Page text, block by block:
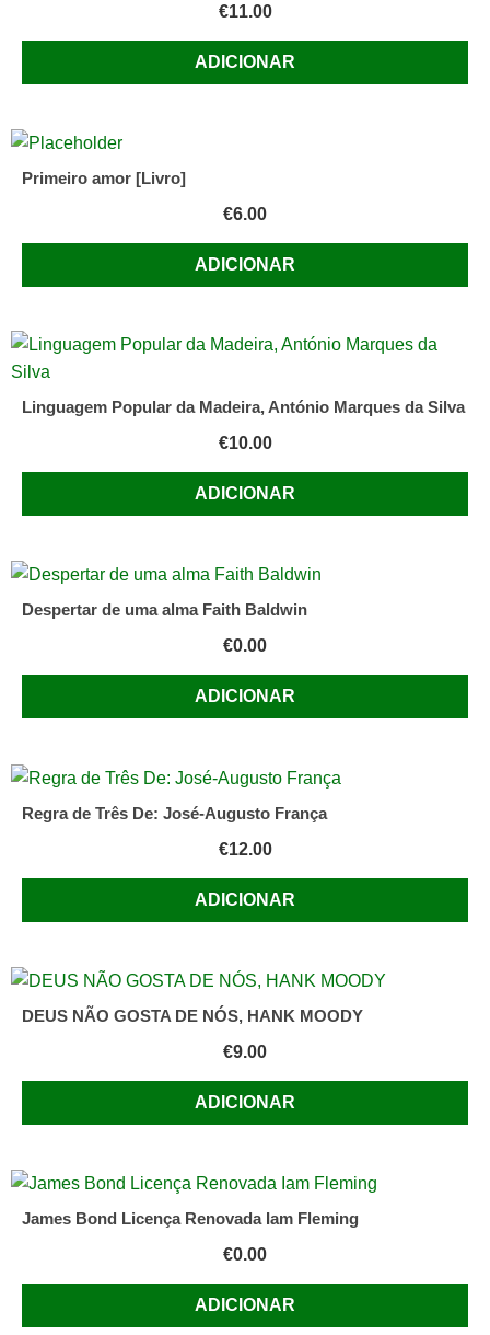
€11.00
ADICIONAR
Primeiro amor [Livro]
€6.00
ADICIONAR
Linguagem Popular da Madeira, António Marques da Silva
€10.00
ADICIONAR
Despertar de uma alma Faith Baldwin
€0.00
ADICIONAR
Regra de Três De: José-Augusto França
€12.00
ADICIONAR
DEUS NÃO GOSTA DE NÓS, HANK MOODY
€9.00
ADICIONAR
James Bond Licença Renovada Iam Fleming
€0.00
ADICIONAR